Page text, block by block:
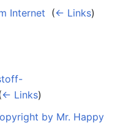
Internet (← Links)
← Links)
by Mr. Happy